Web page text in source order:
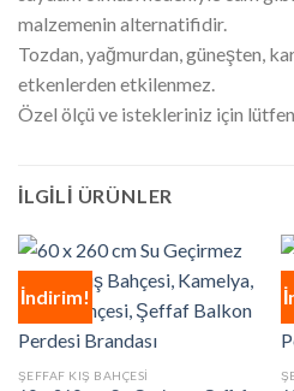
malzemenin alternatifidir.
Tozdan, yağmurdan, güneşten,
etkenlerden etkilenmez.
Özel ölçü ve istekleriniz için
İLGILI ÜRÜNLER
İndirim!
ŞEFFAF KIŞ BAHÇESI